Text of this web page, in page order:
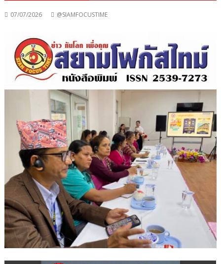
07/07/2026 @SIAMFOCUSTIME